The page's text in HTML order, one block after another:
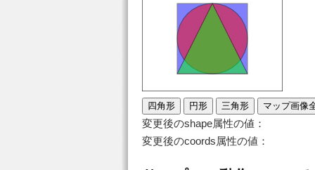
四角形 円形 三角形 マップ画像
変更後のshape属性の値：
変更後のcoords属性の値：